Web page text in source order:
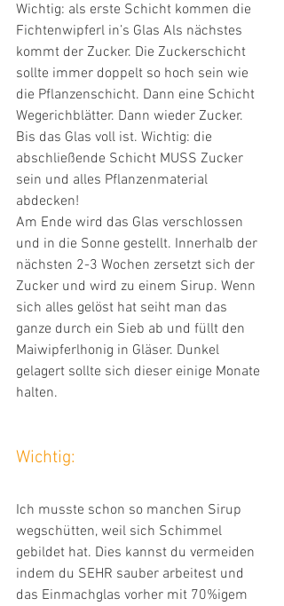
Wichtig: als erste Schicht kommen die
Fichtenwipferl in’s Glas Als nächstes
kommt der Zucker. Die Zuckerschicht
sollte immer doppelt so hoch sein wie
die Pflanzenschicht. Dann eine Schicht
Wegerichblätter. Dann wieder Zucker.
Bis das Glas voll ist. Wichtig: die
abschließende Schicht MUSS Zucker
sein und alles Pflanzenmaterial
abdecken!
Am Ende wird das Glas verschlossen
und in die Sonne gestellt. Innerhalb der
nächsten 2-3 Wochen zersetzt sich der
Zucker und wird zu einem Sirup. Wenn
sich alles gelöst hat seiht man das
ganze durch ein Sieb ab und füllt den
Maiwipferlhonig in Gläser. Dunkel
gelagert sollte sich dieser einige Monate
halten.
Wichtig:
Ich musste schon so manchen Sirup
wegschütten, weil sich Schimmel
gebildet hat. Dies kannst du vermeiden
indem du SEHR sauber arbeitest und
das Einmachglas vorher mit 70%igem